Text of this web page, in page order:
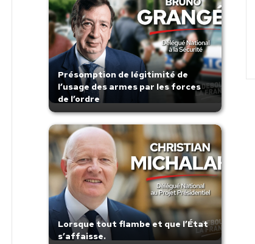
Présomption de légitimité de
l’usage des armes par les forces
de l’ordre
Lorsque tout flambe et que l’État
s’affaisse.